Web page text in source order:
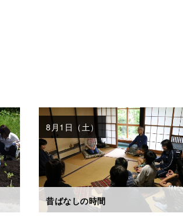
昔ばなしの時間
8月1日（土）